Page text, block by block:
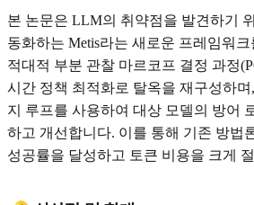
본 논문은 LLM의 취약점을 발견하기
동화하는 Metis라는 새로운 프레임워
적대적 부분 관찰 마르코프 결정 과정
시간 정책 최적화로 탈옥을 재구성하
지 루프를 사용하여 대상 모델의 방어
하고 개선합니다. 이를 통해 기존 방법
성공률을 달성하고 토큰 비용을 크게